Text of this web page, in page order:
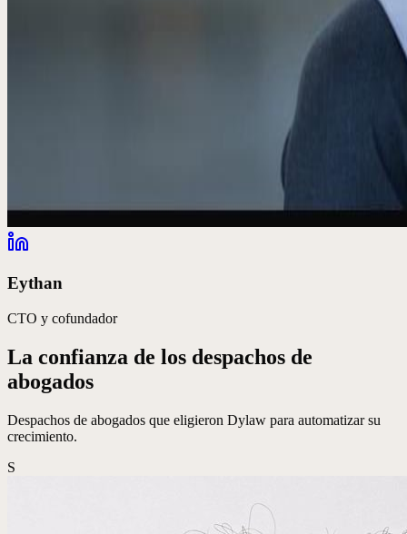
Eythan
CTO y cofundador
La confianza de los despachos de
abogados
Despachos de abogados que eligieron Dylaw para automatizar su
crecimiento.
S